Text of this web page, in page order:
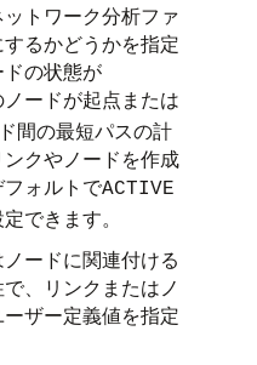
トワーク分析ファ
るかどうかを指定
の状態が
ードが起点または
間の最短パスの計
クやノードを作成
ォルトでACTIVE
できます。
ードに関連付ける
、リンクまたはノ
ザー定義値を指定